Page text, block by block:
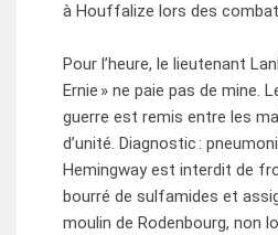
à Houffalize lors des
Pour l’heure, le lieutenant
Ernie » ne paie pas de mine.
guerre est remis entre les
d’unité. Diagnostic :
Hemingway est interdit de
bourré de sulfamides et
moulin de Rodenbourg, non